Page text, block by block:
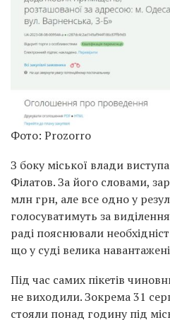
Фото: Prozorro
З боку міської влади
Філатов. За його словами,
млн грн, але все одно у
голосуватимуть за
раді пояснювали
що у суді велика
Під час самих пікетів
не виходили. Зокрема 31
стояли понад годину під